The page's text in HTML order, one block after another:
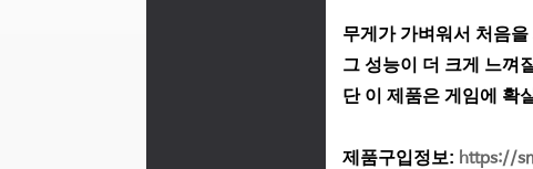
무게가 가벼워서 처음을
그 성능이 더 크게 느껴
단 이 제품은 게임에 확
제품구입정보: https://